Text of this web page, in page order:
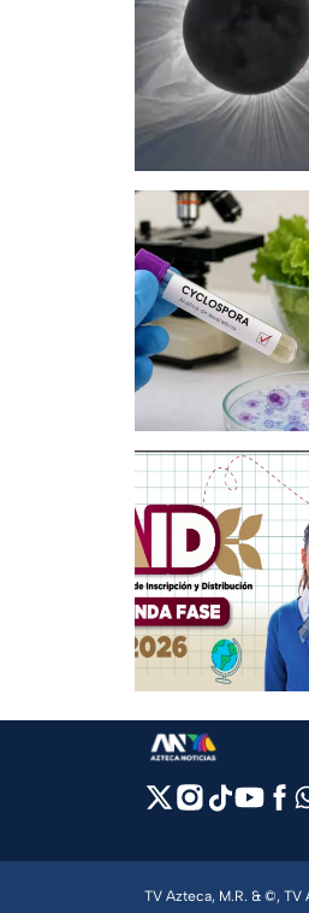
TV Azteca, M.R. & ©, TV